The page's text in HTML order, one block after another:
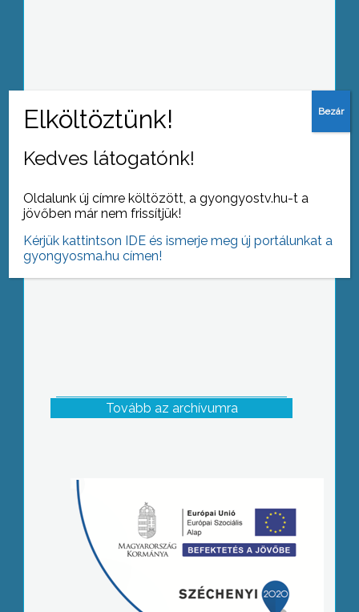
Pálinka-, és borverseny Füreden
Tovább az archívumra
Kedves látogatónk!
Oldalunk új címre költözött, a gyongyostv.hu-t a
jövőben már nem frissítjük!
Kérjük kattintson IDE és ismerje meg új portálunkat a
gyongyosma.hu címen!